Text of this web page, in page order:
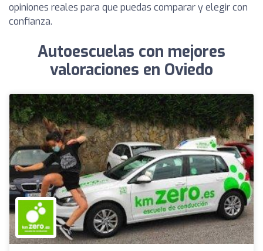
opiniones reales para que puedas comparar y elegir con
confianza.
Autoescuelas con mejores
valoraciones en Oviedo